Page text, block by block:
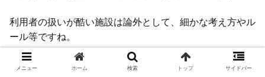
利用者の扱いが酷い施設は論外として、細かな考え方やル
ール等ですね。
メニュー ホーム 検索 トップ サイドバー